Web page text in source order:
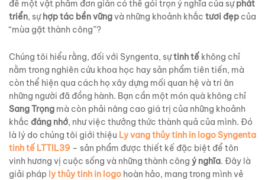
để một vật phẩm đơn giản có thể gói trọn ý nghĩa của sựphát
triển, sựhợp tác bền vữngvà những khoảnh khắc tươi đẹp của
“mùa gặt thành công”?
Chúng tôi hiểu rằng, đối với Syngenta, sựtinh tế không chỉ
nằm trong nghiên cứu khoa học hay sản phẩm tiên tiến, mà
còn thể hiện qua cách họ xây dựng mối quan hệ và tri ân
những người đã đồng hành. Bạn cần một món quà không chỉ
Sang Trọng mà còn phải nâng cao giá trị của những khoảnh
khắc đáng nhớ, như việc thưởng thức thành quả của mình. Đó
là lý do chúng tôi giới thiệu Ly vang thủy tinh in logo Syngenta
tinh tế LTTIL39 – sản phẩm được thiết kế đặc biệt để tôn
vinh hương vị cuộc sống và những thành công ý nghĩa. Đây là
giải pháp ly thủy tinh in logo hoàn hảo, mang trong mình vẻ